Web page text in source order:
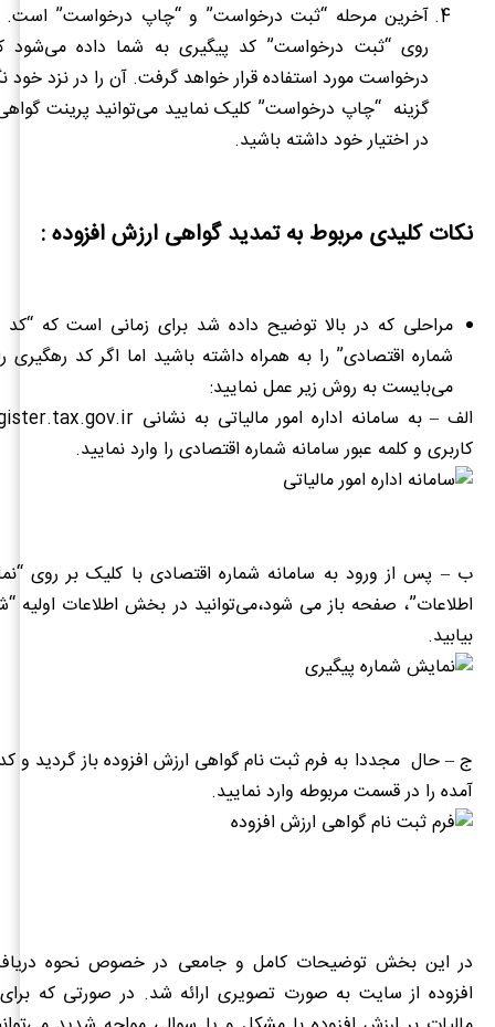
آخرین مرحله “ثبت درخواست” و “چاپ درخواست”
روی “ثبت درخواست” کد پیگیری به شما داده می‌شود
درخواست مورد استفاده قرار خواهد گرفت. آن را در نزد خود
گزینه “چاپ درخواست” کلیک نمایید می‌توانیدپرینت
در اختیار خود داشته باشید.
نکات کلیدی مربوط به تمدید گواهی ارزش افزوده :
مراحلی که در بالا توضیح داده شد برای زمانی است که “کد
شماره اقتصادی” را به همراه داشته باشید اما اگر کد رهگیری
می‌بایست به روش زیر عمل نمایید:
کاربری و کلمه عبور سامانه شماره اقتصادی را وارد نمایید.
ب – پس از ورود به سامانه شماره اقتصادی با کلیک بر روی
اطلاعات”، صفحه باز می شود،می‌توانید در بخش اطلاعات اولیه
بیابید.
ج – حال مجددا به فرم ثبت نام گواهی ارزش افزوده باز گردید و
آمده را در قسمت مربوطه وارد نمایید.
در این بخش توضیحات کامل و جامعی در خصوص نحوه
افزوده از سایت به صورت تصویری ارائه شد. در صورتی که